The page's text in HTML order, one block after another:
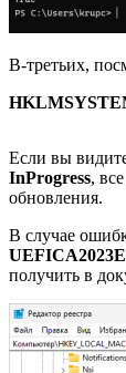
В-третьих,
Если вы
InProgress, все
обновления.
В случае
получить в